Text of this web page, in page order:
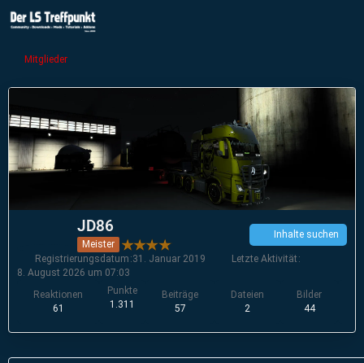
Mitglieder
JD86
Meister
Reaktionen
61
Punkte
1.311
Beiträge
57
Dateien
2
Bilder
44
Inhalte suchen
Registrierungsdatum 31. Januar 2019
Letzte Aktivität
8. August 2026 um 07:03